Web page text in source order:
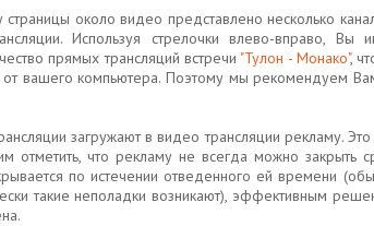
около видео представлено несколько
Используя стрелочки влево-вправо,
прямых трансляций встречи "Тулон - Монако",
от вашего компьютера. Поэтому мы рекомендуем
загружают в видео трансляции рекламу.
отметить, что рекламу не всегда можно
по истечении отведенного ей времени
такие неполадки возникают), эффективным